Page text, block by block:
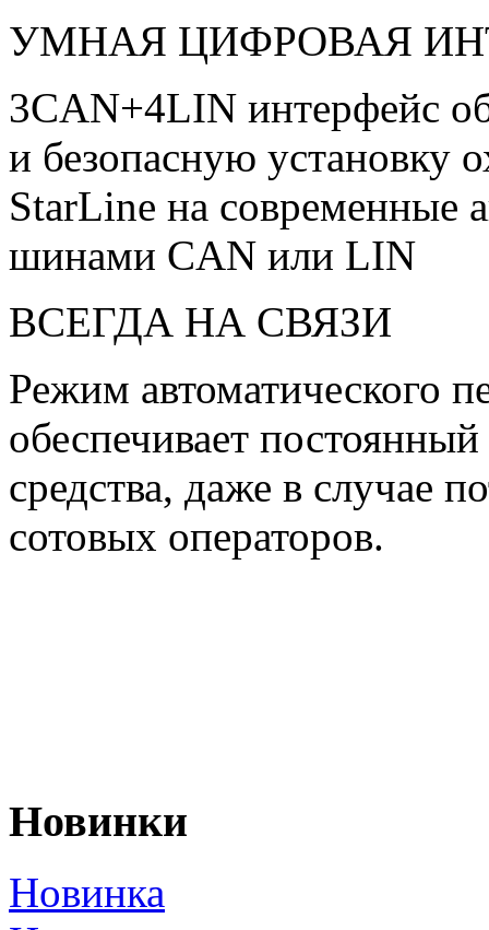
УМНАЯ ЦИФРОВАЯ
3CAN+4LIN интерфейс
и безопасную установку
StarLine на современные
шинами CAN или LIN
ВСЕГДА НА СВЯЗИ
Режим автоматического
обеспечивает
средства, даже в случае
сотовых операторов.
Новинки
Новинка